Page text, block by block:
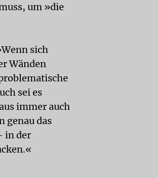
um »die
sich
Wänden
sei es
immer auch
genau das
in der